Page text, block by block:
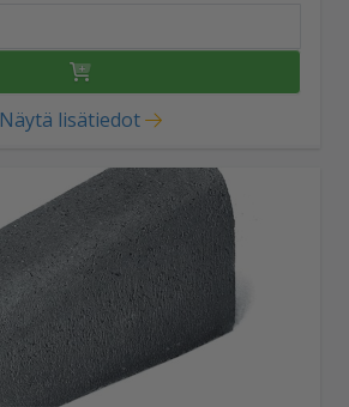
Näytä lisätiedot